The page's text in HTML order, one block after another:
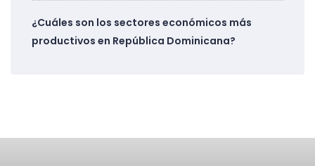
¿Cuáles son los sectores económicos más
productivos en República Dominicana?